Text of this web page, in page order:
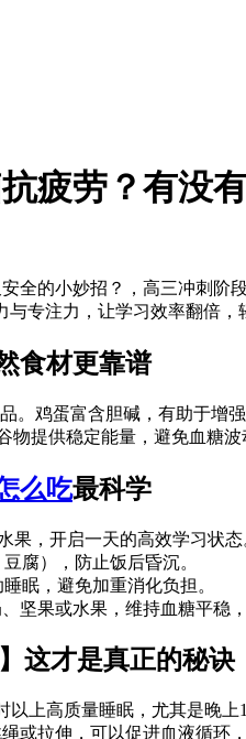
疲劳？有没
安全的小妙招？，高三冲刺阶
专注力，让学习效率翻倍，
食材更靠谱
。鸡蛋富含胆碱，有助于增
提供稳定能量，避免血糖
么吃最科学
果，开启一天的高效学习状态
腐），防止饭后昏沉。
眠，避免加重消化负担。
坚果或水果，维持血糖平稳
这才是真正的秘诀
上高质量睡眠，尤其是晚上
或拉伸，可以促进血液循环